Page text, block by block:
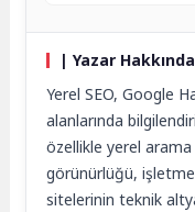
| Yazar
Yerel SEO, Google
alanlarında
özellikle yerel
görünürlüğü,
sitelerinin teknik